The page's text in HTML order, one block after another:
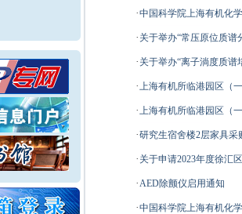
·中国科学院上海有机化
· 关于举办“常压原位质谱
· 关于举办“离子淌度质谱
·上海有机所临港园区（
·上海有机所临港园区（
·研究生宿舍楼2层家具采
· 关于申请2023年度徐汇
·AED除颤仪启用通知
·中国科学院上海有机化